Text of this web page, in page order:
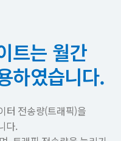
트는 월간
하였습니다.
터 전송량(트래픽)을
다.